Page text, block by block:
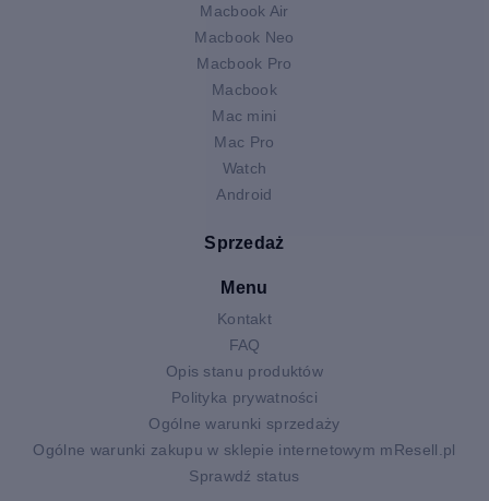
Macbook Air
Macbook Neo
Macbook Pro
Macbook
Mac mini
Mac Pro
Watch
Android
Sprzedaż
Menu
Kontakt
FAQ
Opis stanu produktów
Polityka prywatności
Ogólne warunki sprzedaży
Ogólne warunki zakupu w sklepie internetowym mResell.pl
Sprawdź status